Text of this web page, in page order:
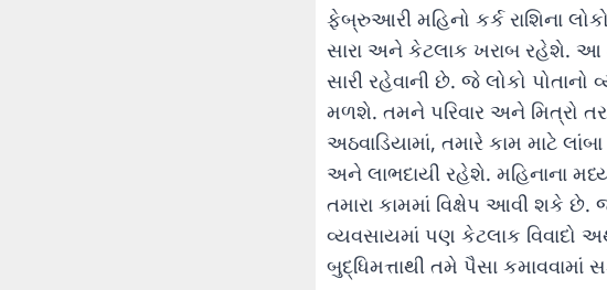
ફેબ્રુઆરી મહિનો કર્ક રાશિના
સારા અને કેટલાક ખરાબ રહેશે. આ
સારી રહેવાની છે. જે લોકો
મળશે. તમને પરિવાર અને મિત્રો
અઠવાડિયામાં, તમારે કામ માટે
અને લાભદાયી રહેશે. મહિનાના
તમારા કામમાં વિક્ષેપ આવી શકે
વ્યવસાયમાં પણ કેટલાક
બુદ્ધિમત્તાથી તમે પૈસા કમાવવામાં